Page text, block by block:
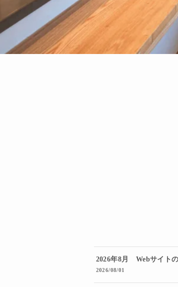
2026/08/01
2026年8月 Webサイト